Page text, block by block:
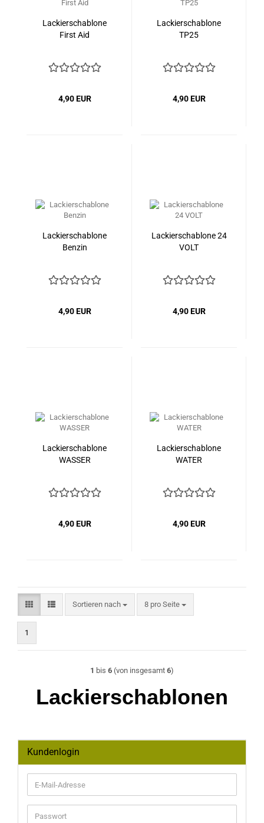
Lackierschablone
First Aid
4,90 EUR
Lackierschablone
TP25
4,90 EUR
Lackierschablone
Benzin
4,90 EUR
Lackierschablone 24
VOLT
4,90 EUR
Lackierschablone
WASSER
4,90 EUR
Lackierschablone
WATER
4,90 EUR
Sortieren nach
Sortieren nach 8 pro Seite
pro Seite
1
1 bis 6 (von insgesamt 6)
Lackierschablonen
Kundenlogin
E-
Mail-
Adresse
Passwort